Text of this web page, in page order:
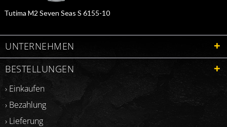
Tutima M2 Seven Seas S 6155-10
UNTERNEHMEN
BESTELLUNGEN
› Einkaufen
› Bezahlung
› Lieferung